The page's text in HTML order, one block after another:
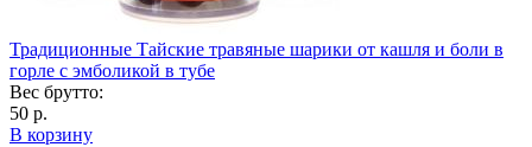
Традиционные Тайские травяные шарики от кашля и боли в
горле с эмболикой в тубе
Вес брутто:
50 р.
В корзину